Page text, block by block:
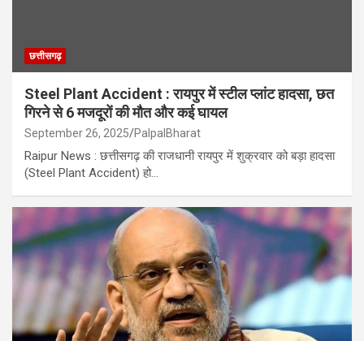
छत्तीसगढ़
Steel Plant Accident : रायपुर में स्टील प्लांट हादसा, छत
गिरने से 6 मजदूरों की मौत और कई घायल
September 26, 2025 PalpalBharat
Raipur News : छत्तीसगढ़ की राजधानी रायपुर में शुक्रवार को बड़ा हादसा
(Steel Plant Accident) हो…